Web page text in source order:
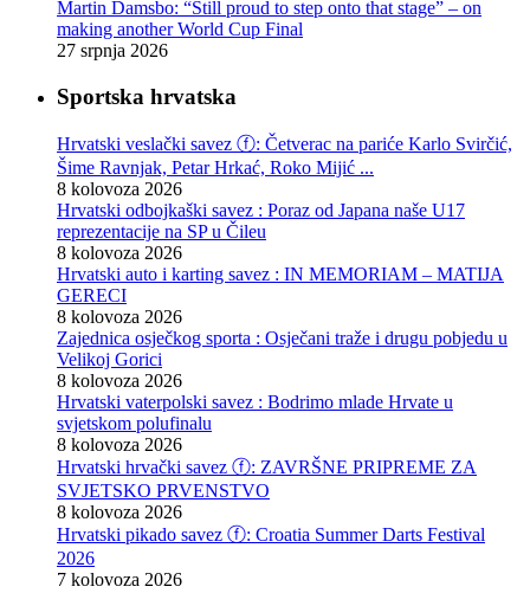
Martin Damsbo: “Still proud to step onto that stage” – on
making another World Cup Final
27 srpnja 2026
Sportska hrvatska
Hrvatski veslački savez ⓕ: Četverac na pariće Karlo Svirčić,
Šime Ravnjak, Petar Hrkać, Roko Mijić ...
8 kolovoza 2026
Hrvatski odbojkaški savez : Poraz od Japana naše U17
reprezentacije na SP u Čileu
8 kolovoza 2026
Hrvatski auto i karting savez : IN MEMORIAM – MATIJA
GERECI
8 kolovoza 2026
Zajednica osječkog sporta : Osječani traže i drugu pobjedu u
Velikoj Gorici
8 kolovoza 2026
Hrvatski vaterpolski savez : Bodrimo mlade Hrvate u
svjetskom polufinalu
8 kolovoza 2026
Hrvatski hrvački savez ⓕ: ZAVRŠNE PRIPREME ZA
SVJETSKO PRVENSTVO
8 kolovoza 2026
Hrvatski pikado savez ⓕ: Croatia Summer Darts Festival
2026
7 kolovoza 2026